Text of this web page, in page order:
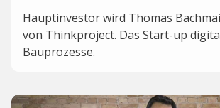
Hauptinvestor wird Thomas
von Thinkproject. Das Start-up
Bauprozesse.